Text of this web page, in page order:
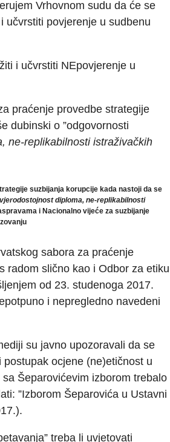
Vrhovnom sudu da će se
učvrstiti povjerenje u sudbenu
i učvrstiti NEpovjerenje u
praćenje provedbe strategije
dubinski o ”odgovornosti
ne-replikabilnosti istraživačkih
suzbijanja korupcije kada nastoji da se
vjerodostojnost diploma, ne-replikabilnosti
i Nacionalno vijeće za suzbijanje
sabora za praćenje
radom slično kao i Odbor za etiku
od 23. studenoga 2017.
i nepregledno navedeni
su javno upozoravali da se
ocjene (ne)etičnost u
Šeparovićevim izborom trebalo
”Izborom Šeparovića u Ustavni
treba li uvjetovati